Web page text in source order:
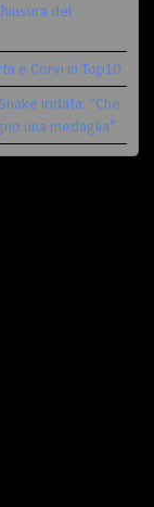
del
e Corvi in Top10
iridata: “Che
una medaglia”